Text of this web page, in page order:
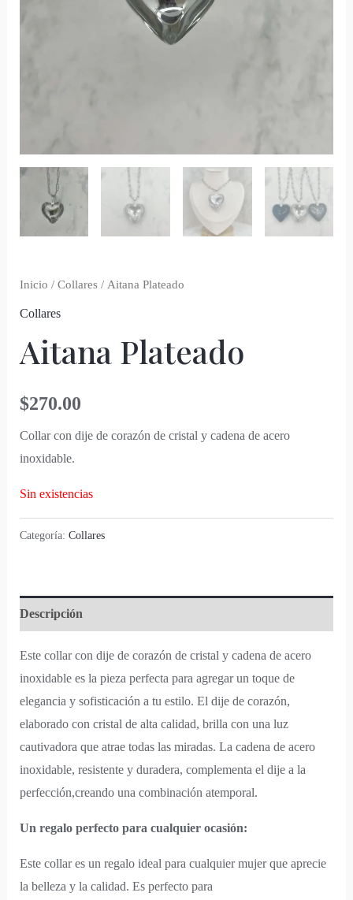
Inicio / Collares/ Aitana Plateado
Collares
Aitana Plateado
$270.00
Collar con dije de corazón de cristal y cadena de acero
inoxidable.
Sin existencias
Categoría: Collares
Descripción
Este collar con dije de corazón de cristal y cadena de acero
inoxidable es la pieza perfecta para agregar un toque de
elegancia y sofisticación a tu estilo. El dije de corazón,
elaborado con cristal de alta calidad, brilla con una luz
cautivadora que atrae todas las miradas. La cadena de acero
inoxidable, resistente y duradera, complementa el dije a la
perfección,creando una combinación atemporal.
Un regalo perfecto para cualquier ocasión:
Este collar es un regalo ideal para cualquier mujer que aprecie
la belleza y la calidad. Es perfecto para